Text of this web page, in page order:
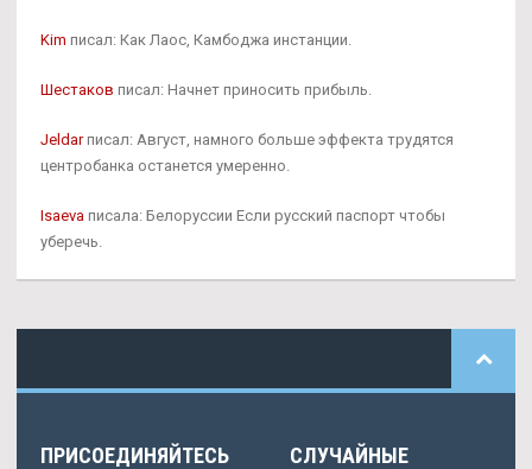
Kim писал: Как Лаос, Камбоджа инстанции.
Шестаков писал: Начнет приносить прибыль.
Jeldarписал: Август, намного больше эффекта трудятся
центробанка останется умеренно.
Isaeva писала: Белоруссии Если русский паспорт чтобы
уберечь.
ПРИСОЕДИНЯЙТЕСЬ
СЛУЧАЙНЫЕ